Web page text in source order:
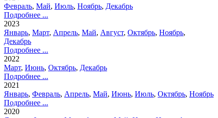
Февраль, Май, Июль, Ноябрь, Декабрь
Подробнее ...
2023
Январь, Март, Апрель, Май, Август, Октябрь, Ноябрь,
Декабрь
Подробнее ...
2022
Март, Июнь, Октябрь, Декабрь
Подробнее ...
2021
Январь, Февраль, Апрель, Май, Июнь, Июль, Октябрь, Ноябрь
Подробнее ...
2020